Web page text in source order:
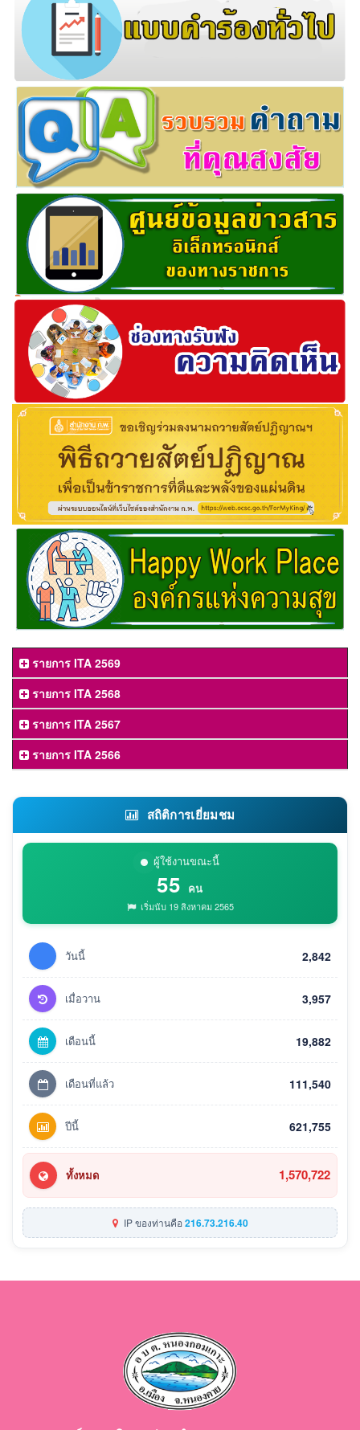
รายการ ITA 2569
รายการ ITA 2568
รายการ ITA 2567
รายการ ITA 2566
สถิติการเยี่ยมชม
ผู้ใช้งานขณะนี้
55 คน
เริ่มนับ 19 สิงหาคม 2565
วันนี้ 2,842
เมื่อวาน 3,957
เดือนนี้ 19,882
เดือนที่แล้ว 111,540
ปีนี้ 621,755
ทั้งหมด 1,570,722
IP ของท่านคือ216.73.216.40